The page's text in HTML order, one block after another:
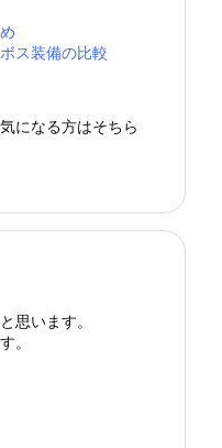
ス装備の比較
になる方はそちら
思います。
。